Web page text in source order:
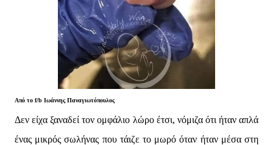
Από το f/b Ιωάννης Παναγιωτόπουλος
Δεν είχα ξαναδεί τον ομφάλιο λώρο έτσι, νόμιζα ότι ήταν απλά
ένας μικρός σωλήνας που τάιζε το μωρό όταν ήταν μέσα στη